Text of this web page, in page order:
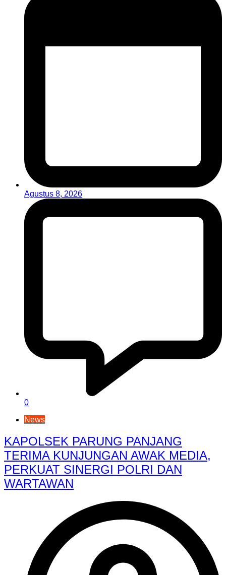
Agustus 8, 2026
0
News
KAPOLSEK PARUNG PANJANG
TERIMA KUNJUNGAN AWAK MEDIA,
PERKUAT SINERGI POLRI DAN
WARTAWAN